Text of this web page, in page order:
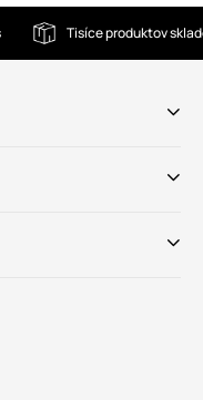
Tisíce produktov